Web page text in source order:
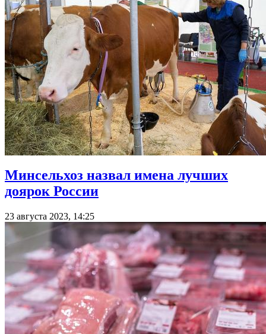
Минсельхоз назвал имена лучших
доярок России
23 августа 2023, 14:25